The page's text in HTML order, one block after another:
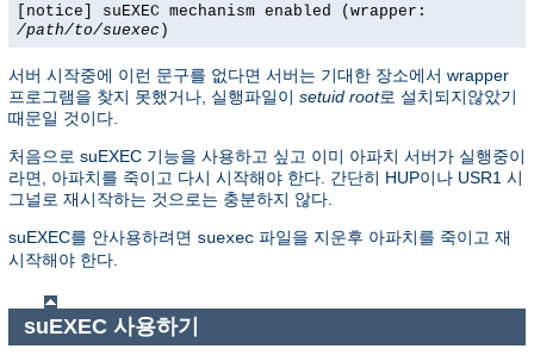
[notice] suEXEC mechanism enabled (wrapper:
/path/to/suexec )
서버 시작중에 이런 문구를 없다면 서버는 기대한 장소에서 wrapper
프로그램을 찾지 못했거나, 실행파일이 setuid root로 설치되지않았기
때문일 것이다.
처음으로 suEXEC 기능을 사용하고 싶고 이미 아파치 서버가 실행중이
라면, 아파치를 죽이고 다시 시작해야 한다. 간단히 HUP이나 USR1 시
그널로 재시작하는 것으로는 충분하지 않다.
suEXEC를 안사용하려면 suexec 파일을 지운후 아파치를 죽이고 재
시작해야 한다.
suEXEC 사용하기